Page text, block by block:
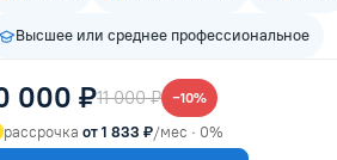
Высшее или среднее профессиональное
000 ₽11 000 ₽ −10%
рассрочка от 1 833 ₽/мес · 0%